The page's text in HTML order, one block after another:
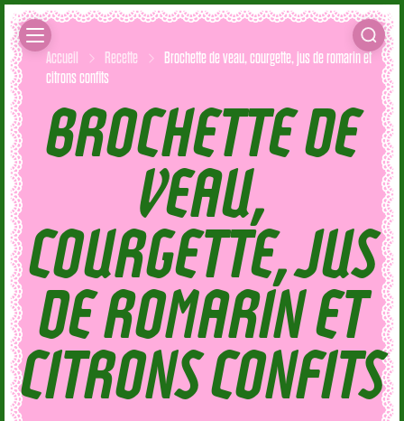
Accueil Recette
Brochette de veau, courgette, jus de romarin et
citrons confits
BROCHETTE DE
VEAU,
COURGETTE, JUS
DE ROMARIN ET
CITRONS CONFITS